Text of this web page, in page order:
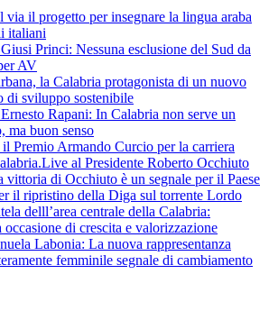
via il progetto per insegnare la lingua araba
italiani
Princi: Nessuna esclusione del Sud da
AV
la Calabria protagonista di un nuovo
di sviluppo sostenibile
Rapani: In Calabria non serve un
ma buon senso
Premio Armando Curcio per la carriera
al Presidente Roberto Occhiuto
vittoria di Occhiuto è un segnale per il Paese
il ripristino della Diga sul torrente Lordo
delll’area centrale della Calabria:
di crescita e valorizzazione
Labonia: La nuova rappresentanza
femminile segnale di cambiamento